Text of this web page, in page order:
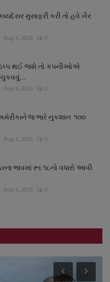
મુસાફરી કરી તો હવે ખૈર
Aug 6, 2026 0
ઠપ્પ થઈ જશે તો કંપનીઓએ
ચુકવવું...
Aug 6, 2026 0
જ ભારે નુકશાન ૧૦૦
Aug 6, 2026 0
ભાવમાં રૂા.૧૮નો વધારો આવી
Aug 6, 2026 0